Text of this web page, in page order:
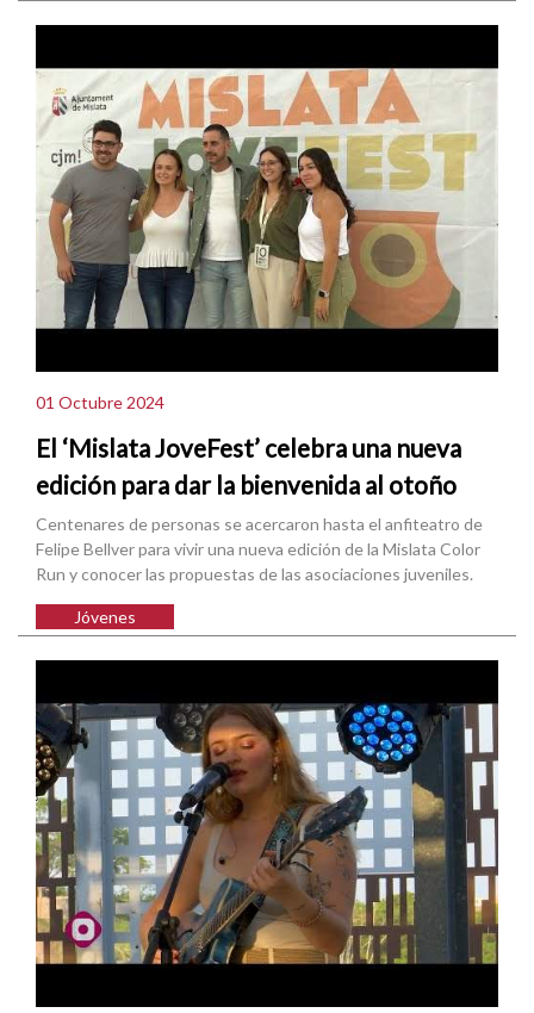
01 Octubre 2024
El ‘Mislata JoveFest’ celebra una nueva
edición para dar la bienvenida al otoño
Centenares de personas se acercaron hasta el anfiteatro de
Felipe Bellver para vivir una nueva edición de la Mislata Color
Run y conocer las propuestas de las asociaciones juveniles.
Jóvenes